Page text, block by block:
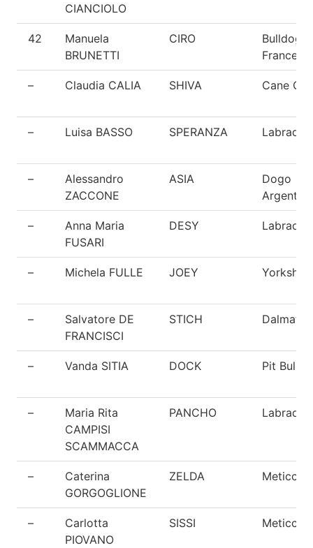
CIANCIOLO
42
Manuela
BRUNETTI
CIRO
Bulldog
Francese
– Claudia CALIA SHIVA Cane
– Luisa BASSO SPERANZA Labrador
–
Alessandro
ZACCONE
ASIA
Dogo
Argentino
–
Anna Maria
FUSARI
DESY Labrador
– Michela FULLE JOEY Yorkshire
–
Salvatore DE
FRANCISCI
STICH Dalmata
– Vanda SITIA DOCK Pit Bull
–
Maria Rita
CAMPISI
SCAMMACCA
PANCHO Labrador
–
Caterina
GORGOGLIONE
ZELDA Meticcio
–
Carlotta
PIOVANO
SISSI Meticcio